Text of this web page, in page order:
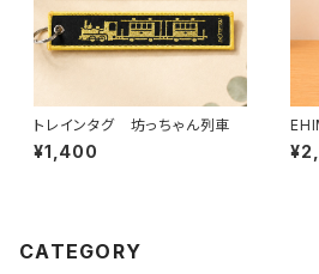
トレインタグ 坊っちゃん列車
¥1,400
トー
CATEGORY